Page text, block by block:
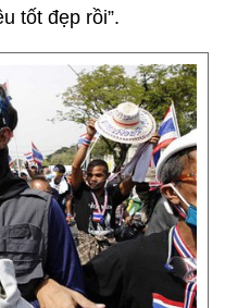
tốt đẹp rồi”.